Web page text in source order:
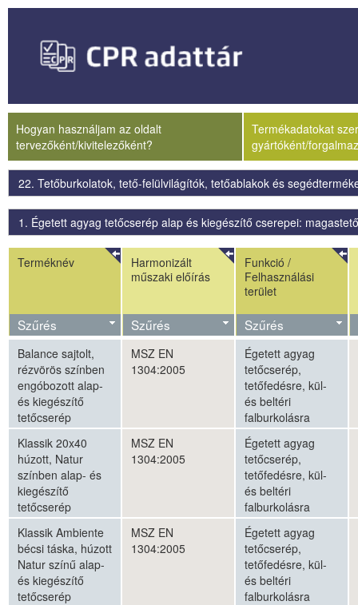
Hogyan használjam az oldalt
tervezőként/kivitelezőként?
Termékadatokat
gyártóként/
22. Tetőburkolatok, tető-felülvilágítók, tetőablakok és
1. Égetett agyag tetőcserép alap és kiegészítő cserepei:
Terméknév
Szűrés
Harmonizált
műszaki előírás
Szűrés
Funkció /
Felhasználási
terület
Szűrés
Balance sajtolt,
rézvörös színben
engóbozott alap-
és kiegészítő
tetőcserép
MSZ EN
1304:2005
Égetett agyag
tetőcserép,
tetőfedésre, kül-
és beltéri
falburkolásra
Klassik 20x40
húzott, Natur
színben alap- és
kiegészítő
tetőcserép
MSZ EN
1304:2005
Égetett agyag
tetőcserép,
tetőfedésre, kül-
és beltéri
falburkolásra
Klassik Ambiente
bécsi táska, húzott
Natur színű alap-
és kiegészítő
tetőcserép
MSZ EN
1304:2005
Égetett agyag
tetőcserép,
tetőfedésre, kül-
és beltéri
falburkolásra